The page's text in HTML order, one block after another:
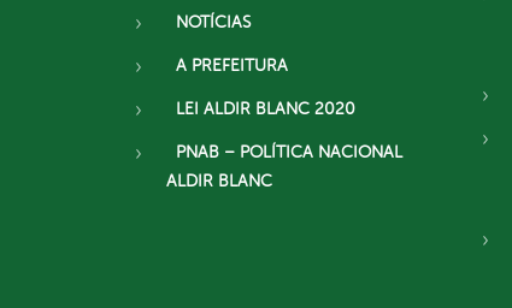
NOTÍCIAS
A PREFEITURA
LEI ALDIR BLANC 2020
PNAB – POLÍTICA NACIONAL
ALDIR BLANC